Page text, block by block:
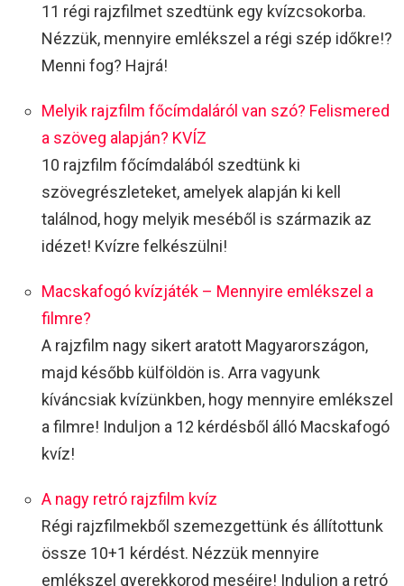
11 régi rajzfilmet szedtünk egy kvízcsokorba.
Nézzük, mennyire emlékszel a régi szép időkre!?
Menni fog? Hajrá!
Melyik rajzfilm főcímdaláról van szó? Felismered
a szöveg alapján? KVÍZ
10 rajzfilm főcímdalából szedtünk ki
szövegrészleteket, amelyek alapján ki kell
találnod, hogy melyik meséből is származik az
idézet! Kvízre felkészülni!
Macskafogó kvízjáték – Mennyire emlékszel a
filmre?
A rajzfilm nagy sikert aratott Magyarországon,
majd később külföldön is. Arra vagyunk
kíváncsiak kvízünkben, hogy mennyire emlékszel
a filmre! Induljon a 12 kérdésből álló Macskafogó
kvíz!
A nagy retró rajzfilm kvíz
Régi rajzfilmekből szemezgettünk és állítottunk
össze 10+1 kérdést. Nézzük mennyire
emlékszel gyerekkorod meséire! Induljon a retró